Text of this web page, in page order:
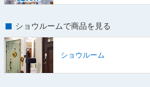
ショウルームで商品を見る
ショウルーム